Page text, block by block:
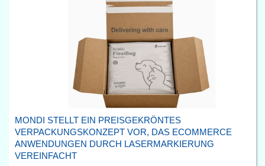
MONDI STELLT EIN PREISGEKRÖNTES
VERPACKUNGSKONZEPT VOR, DAS ECOMMERCE
ANWENDUNGEN DURCH LASERMARKIERUNG
VEREINFACHT